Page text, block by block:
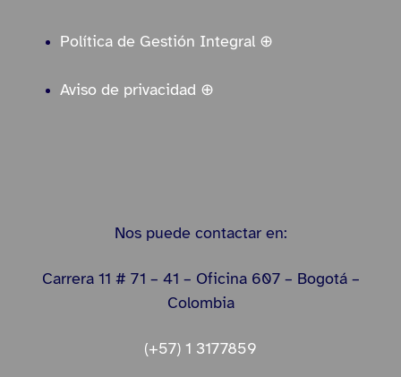
Política de Gestión Integral ⊕
Aviso de privacidad ⊕
Nos puede contactar en:
Carrera 11 # 71 – 41 – Oficina 607 – Bogotá –
Colombia
(+57) 1 3177859